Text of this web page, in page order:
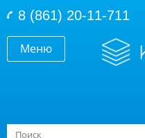
Меню
8 (861) 20-11-711
Форма поиска
Поиск